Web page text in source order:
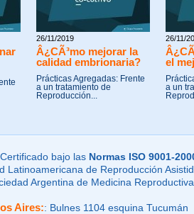
26/11/2019
Â¿CÃ³mo mejorar la
calidad embrionaria?
Prácticas Agregadas: Frente
a un tratamiento de
Reproducción...
26/11/
el
a un
bajo las Normas ISO 9001-
Latinoamericana de Reproducción
Argentina de Medicina
Aires:: Bulnes 1104 esquina Tucumán